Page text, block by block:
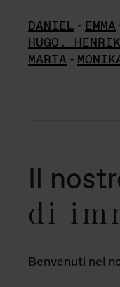
DANIEL - EMMA
HUGO,
MARTA -
Il
di
Benvenuti nel